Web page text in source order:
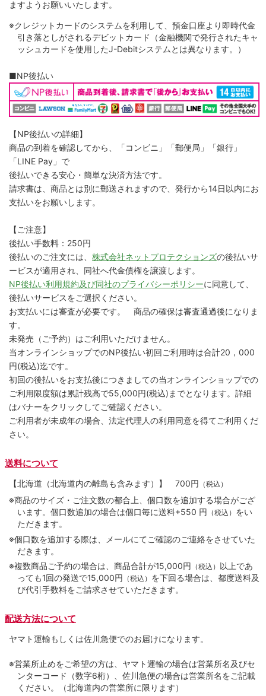
ますようお願いいたします。
※クレジットカードのシステムを利用して、預金口座より即時代金
引き落としがされるデビットカード（金融機関で発行されたキャ
ッシュカードを使用したJ-Debitシステムとは異なります。）
■NP後払い
【NP後払いの詳細】
商品の到着を確認してから、「コンビニ」「郵便局」「銀行」
「LINE Pay」で
後払いできる安心・簡単な決済方法です。
請求書は、商品とは別に郵送されますので、発行から14日以内にお
支払いをお願いします。
【ご注意】
後払い手数料：250円
後払いのご注文には、 株式会社ネットプロテクションズの後払いサ
ービスが適用され、同社へ代金債権を譲渡します。
NP後払い利用規約及び同社のプライバシーポリシーに同意して、
後払いサービスをご選択ください。
お支払いには審査が必要です。 商品の確保は審査通過後になりま
す。
未発売（ご予約）はご利用いただけません。
当オンラインショップでのNP後払い初回ご利用時は合計20，000
円(税込)迄です。
初回の後払いをお支払後につきましての当オンラインショップでの
ご利用限度額は累計残高で55,000円(税込)までとなります。詳細
はバナーをクリックしてご確認ください。
ご利用者が未成年の場合、法定代理人の利用同意を得てご利用くだ
さい。
送料について
【北海道（北海道内の離島も含みます）】 700円 （税込）
※商品のサイズ・ご注文数の都合上、個口数を追加する場合がござ
います。個口数追加の場合は個口毎に送料+550 円 （税込） をい
ただきます。
※個口数を追加する際は、メールにてご確認のご連絡をさせていた
だきます。
※複数商品ご予約の場合は、商品合計が15,000円 （税込） 以上であ
っても1回の発送で15,000円 （税込） を下回る場合は、都度送料及
び代引手数料をご請求させていただきます。
配送方法について
ヤマト運輸もしくは佐川急便でのお届けになります。
※営業所止めをご希望の方は、ヤマト運輸の場合は営業所名及びセ
ンターコード（数字6桁）、佐川急便の場合は営業所名をご記載
ください。（北海道内の営業所に限ります）